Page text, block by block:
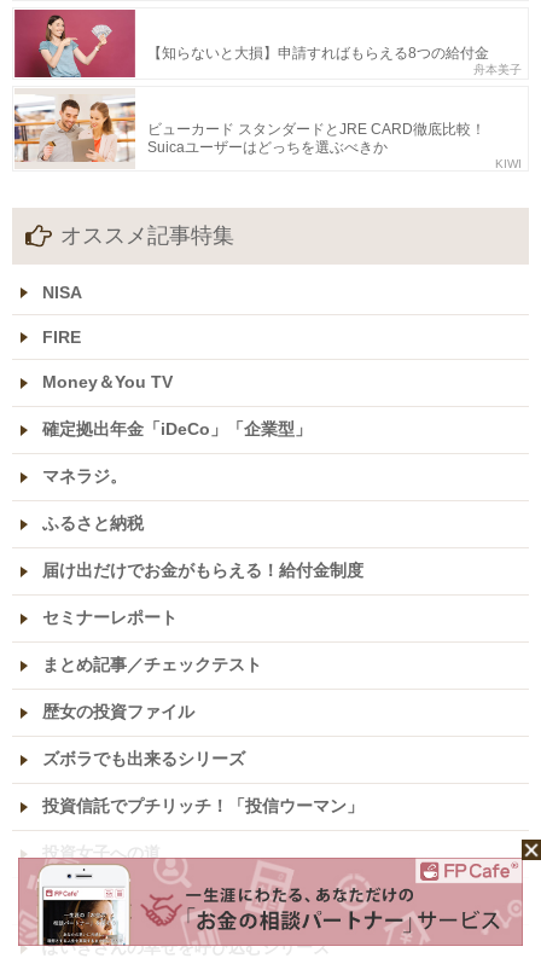
【知らないと大損】申請すればもらえる8つの給付金
舟本美子
ビューカード スタンダードとJRE CARD徹底比較！
Suicaユーザーはどっちを選ぶべきか
KIWI
オススメ記事特集
NISA
FIRE
Money＆You TV
確定拠出年金「iDeCo」「企業型」
マネラジ。
ふるさと納税
届け出だけでお金がもらえる！給付金制度
セミナーレポート
まとめ記事／チェックテスト
歴女の投資ファイル
ズボラでも出来るシリーズ
投資信託でプチリッチ！「投信ウーマン」
投資女子への道
恋株
ぽいきさんの幸せを呼び込むシリーズ